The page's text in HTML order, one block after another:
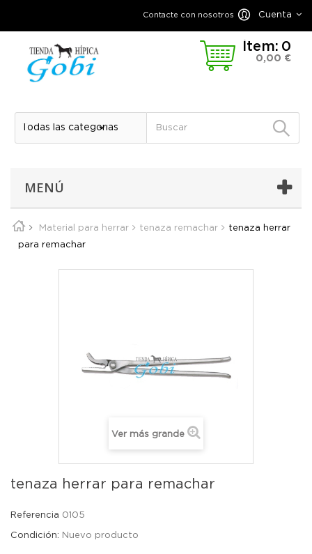
Cuenta
Contacte con nosotros
Ítem: 0
0,00 €
MENÚ
Material para herrar tenaza remachar tenaza herrar
para remachar
Ver más grande
tenaza herrar para remachar
Referencia 0105
Condición: Nuevo producto